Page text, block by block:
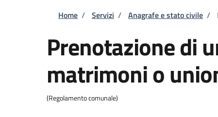
Briciole di pane
Home / Servizi / Anagrafe e stato civile /
Prenotazione di
matrimoni o
(Regolamento comunale)